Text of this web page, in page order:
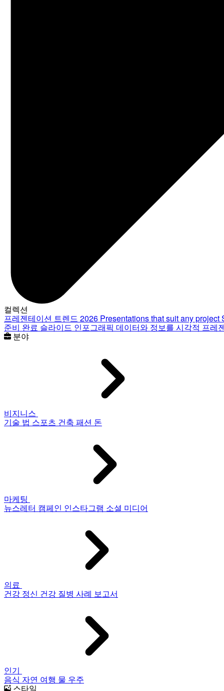
컬렉션
프레젠테이션 트렌드 2026 Presentations that suit any project
준비 완료 슬라이드 인포그래픽 데이터와 정보를 시각적 프레
분야
비지니스
기술 법 스포츠 건축 패션 돈
마케팅
뉴스레터 캠페인 인스타그램 소셜 미디어
의료
건강 정신 건강 질병 사례 보고서
인기
음식 자연 여행 물 우주
스타일